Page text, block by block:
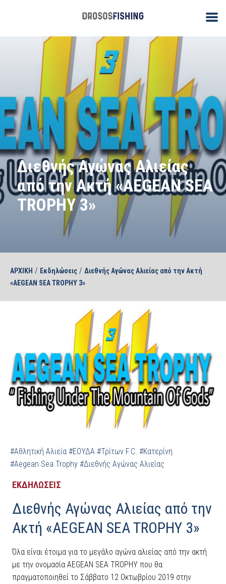
Διεθνής Αγώνας Αλιείας
από την Ακτή «AEGEAN SEA
TROPHY 3»
ΑΡΧΙΚΗ / Εκδηλώσεις / Διεθνής Αγώνας Αλιείας από την Ακτή
«AEGEAN SEA TROPHY 3»
#Αθλητική Αλιεία #ΕΟΥΔΑ #Τρίτων F.C. #Κατερίνη
#Aegean Sea Trophy #Διεθνής Αγώνας Αλιείας
ΕΚΔΗΛΩΣΕΙΣ
Διεθνής Αγώνας Αλιείας από την
Ακτή «AEGEAN SEA TROPHY 3»
Όλα είναι έτοιμα για το μεγάλο αγώνα αλιείας από την ακτή
με την ονομασία AEGEAN SEA TROPHY που θα
πραγματοποιηθεί το Σάββατο 12 Οκτωβρίου 2019 στην